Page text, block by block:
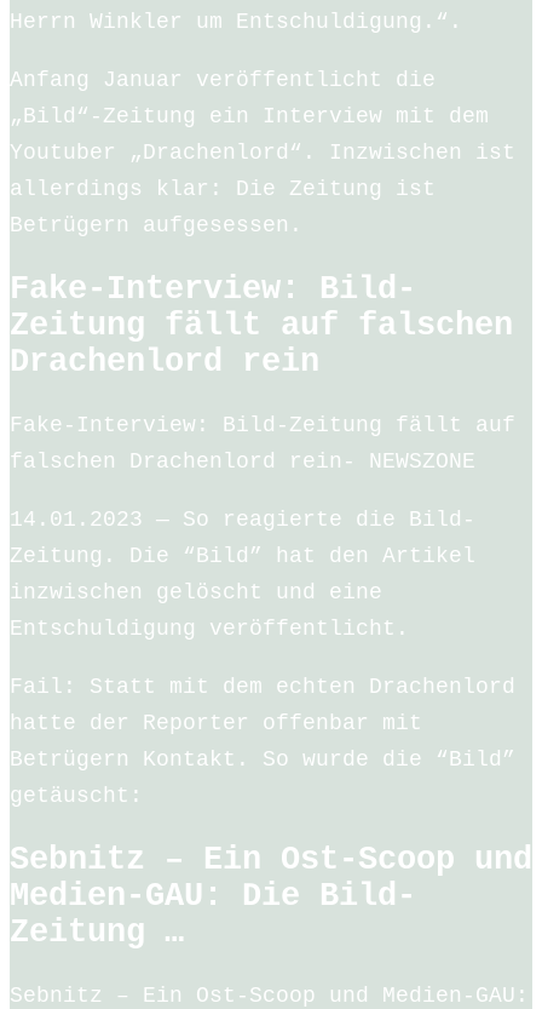
Herrn Winkler um Entschuldigung.“.
Anfang Januar veröffentlicht die
„Bild“-Zeitung ein Interview mit dem
Youtuber „Drachenlord“. Inzwischen ist
allerdings klar: Die Zeitung ist
Betrügern aufgesessen.
Fake-Interview: Bild-
Zeitung fällt auf falschen
Drachenlord rein
Fake-Interview: Bild-Zeitung fällt auf
falschen Drachenlord rein- NEWSZONE
14.01.2023 — So reagierte die Bild-
Zeitung. Die “Bild” hat den Artikel
inzwischen gelöscht und eine
Entschuldigung veröffentlicht.
Fail: Statt mit dem echten Drachenlord
hatte der Reporter offenbar mit
Betrügern Kontakt. So wurde die “Bild”
getäuscht:
Sebnitz – Ein Ost-Scoop und
Medien-GAU: Die Bild-
Zeitung …
Sebnitz – Ein Ost-Scoop und Medien-GAU: